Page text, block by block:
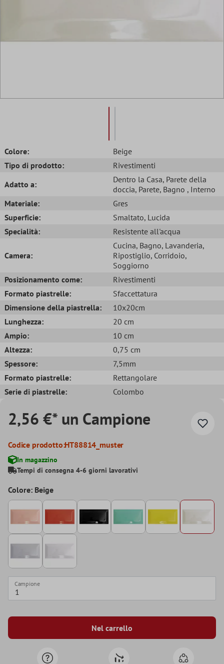
Colore:
Beige
Tipo di prodotto:
Rivestimenti
Adatto a:
Dentro la Casa, Parete della
doccia, Parete, Bagno , Interno
Materiale:
Gres
Superficie:
Smaltato, Lucida
Specialità:
Resistente all'acqua
Camera:
Cucina, Bagno, Lavanderia,
Ripostiglio, Corridoio,
Soggiorno
Posizionamento come:
Rivestimenti
Formato piastrelle:
Sfaccettatura
Dimensione della piastrella:
10x20cm
Lunghezza:
20 cm
Ampio:
10 cm
Altezza:
0,75 cm
Spessore:
7,5mm
Formato piastrelle:
Rettangolare
Serie di piastrelle:
Colombo
2,56 €* un Campione
Codice prodotto:HT88814_muster
In magazzino
Tempi di consegna 4-6 giorni lavorativi
Colore: Beige
Campione
Nel carrello